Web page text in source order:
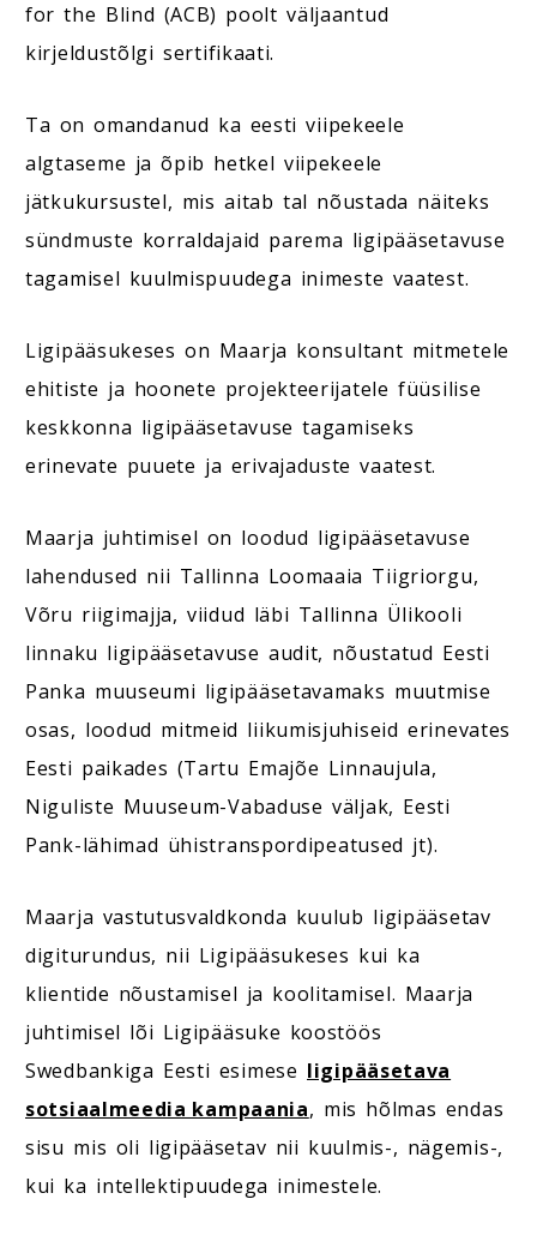
for the Blind (ACB) poolt väljaantud
kirjeldustõlgi sertifikaati.
Ta on omandanud ka eesti viipekeele
algtaseme ja õpib hetkel viipekeele
jätkukursustel, mis aitab tal nõustada näiteks
sündmuste korraldajaid parema ligipääsetavuse
tagamisel kuulmispuudega inimeste vaatest.
Ligipääsukeses on Maarja konsultant mitmetele
ehitiste ja hoonete projekteerijatele füüsilise
keskkonna ligipääsetavuse tagamiseks
erinevate puuete ja erivajaduste vaatest.
Maarja juhtimisel on loodud ligipääsetavuse
lahendused nii Tallinna Loomaaia Tiigriorgu,
Võru riigimajja, viidud läbi Tallinna Ülikooli
linnaku ligipääsetavuse audit, nõustatud Eesti
Panka muuseumi ligipääsetavamaks muutmise
osas, loodud mitmeid liikumisjuhiseid erinevates
Eesti paikades (Tartu Emajõe Linnaujula,
Niguliste Muuseum-Vabaduse väljak, Eesti
Pank-lähimad ühistranspordipeatused jt).
Maarja vastutusvaldkonda kuulub ligipääsetav
digiturundus, nii Ligipääsukeses kui ka
klientide nõustamisel ja koolitamisel. Maarja
juhtimisel lõi Ligipääsuke koostöös
Swedbankiga Eesti esimese ligipääsetava
sotsiaalmeedia kampaania, mis hõlmas endas
sisu mis oli ligipääsetav nii kuulmis-, nägemis-,
kui ka intellektipuudega inimestele.